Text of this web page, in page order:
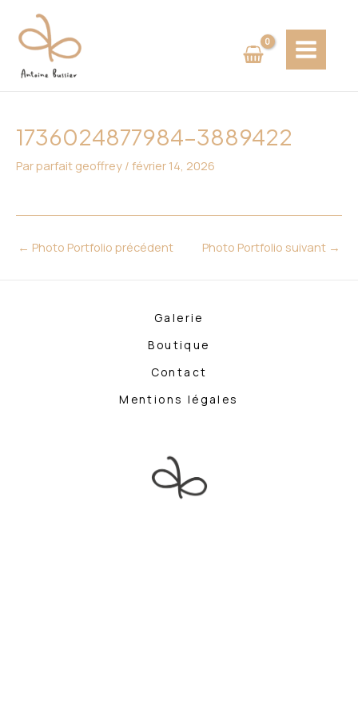
contenu
MENU
1736024877984-3889422
Parparfait geoffrey / février 14, 2026
des
articles
← Photo Portfolio précédent Photo Portfolio suivant →
Galerie
Boutique
Contact
Mentions légales